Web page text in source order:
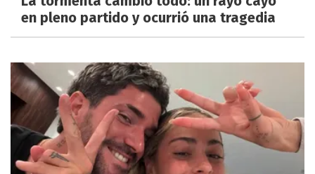
en pleno partido y ocurrió una tragedia